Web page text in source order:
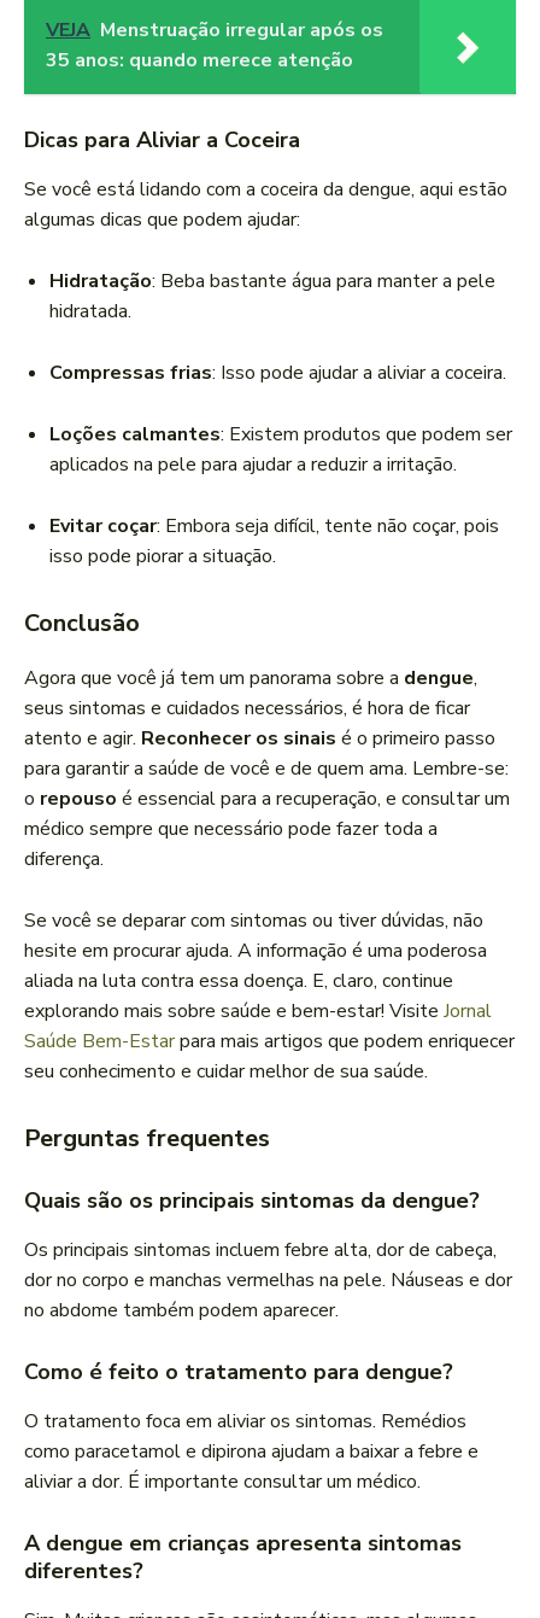
VEJA Menstruação irregular após os
35 anos: quando merece atenção
Dicas para Aliviar a Coceira
Se você está lidando com a coceira da dengue, aqui estão
algumas dicas que podem ajudar:
Hidratação: Beba bastante água para manter a pele
hidratada.
Compressas frias: Isso pode ajudar a aliviar a coceira.
Loções calmantes: Existem produtos que podem ser
aplicados na pele para ajudar a reduzir a irritação.
Evitar coçar: Embora seja difícil, tente não coçar, pois
isso pode piorar a situação.
Conclusão
Agora que você já tem um panorama sobre a dengue,
seus sintomas e cuidados necessários, é hora de ficar
atento e agir. Reconhecer os sinais é o primeiro passo
para garantir a saúde de você e de quem ama. Lembre-se:
o repouso é essencial para a recuperação, e consultar um
médico sempre que necessário pode fazer toda a
diferença.
Se você se deparar com sintomas ou tiver dúvidas, não
hesite em procurar ajuda. A informação é uma poderosa
aliada na luta contra essa doença. E, claro, continue
explorando mais sobre saúde e bem-estar! Visite Jornal
Saúde Bem-Estarpara mais artigos que podem enriquecer
seu conhecimento e cuidar melhor de sua saúde.
Perguntas frequentes
Quais são os principais sintomas da dengue?
Os principais sintomas incluem febre alta, dor de cabeça,
dor no corpo e manchas vermelhas na pele. Náuseas e dor
no abdome também podem aparecer.
Como é feito o tratamento para dengue?
O tratamento foca em aliviar os sintomas. Remédios
como paracetamol e dipirona ajudam a baixar a febre e
aliviar a dor. É importante consultar um médico.
A dengue em crianças apresenta sintomas
diferentes?